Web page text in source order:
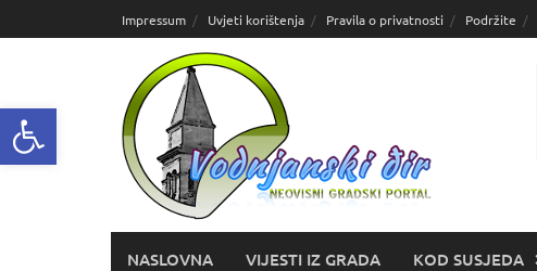
Open toolbar
do
Impressum Uvjeti korištenja Pravila o privatnosti Podržite
NASLOVNA VIJESTI IZ GRADA KOD SUSJEDA